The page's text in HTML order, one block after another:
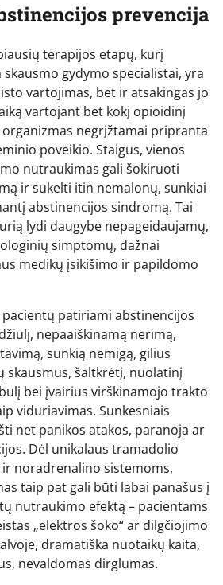
prevencija
terapijos etapų, kurį
gydymo specialistai, yra
vartojimas, bet ir atsakingas jo
vartojant bet kokį opioidinį
negrįžtamai pripranta
poveikio. Staigus, vienos
nutraukimas gali šokiruoti
ir sukelti itin nemalonų, sunkiai
abstinencijos sindromą. Tai
lydi daugybė nepageidaujamų,
simptomų, dažnai
medikų įsikišimo ir papildomo
patiriami abstinencijos
nepaaiškinamą nerimą,
sunkią nemigą, gilius
skausmus, šaltkrėtį, nuolatinį
bei įvairius virškinamojo trakto
viduriavimas. Sunkesniais
net panikos atakos, paranoja ar
Dėl unikalaus tramadolio
noradrenalino sistemoms,
taip pat gali būti labai panašus į
nutraukimo efektą – pacientams
„elektros šoko“ ar dilgčiojimo
dramatiška nuotaikų kaita,
nevaldomas dirglumas.